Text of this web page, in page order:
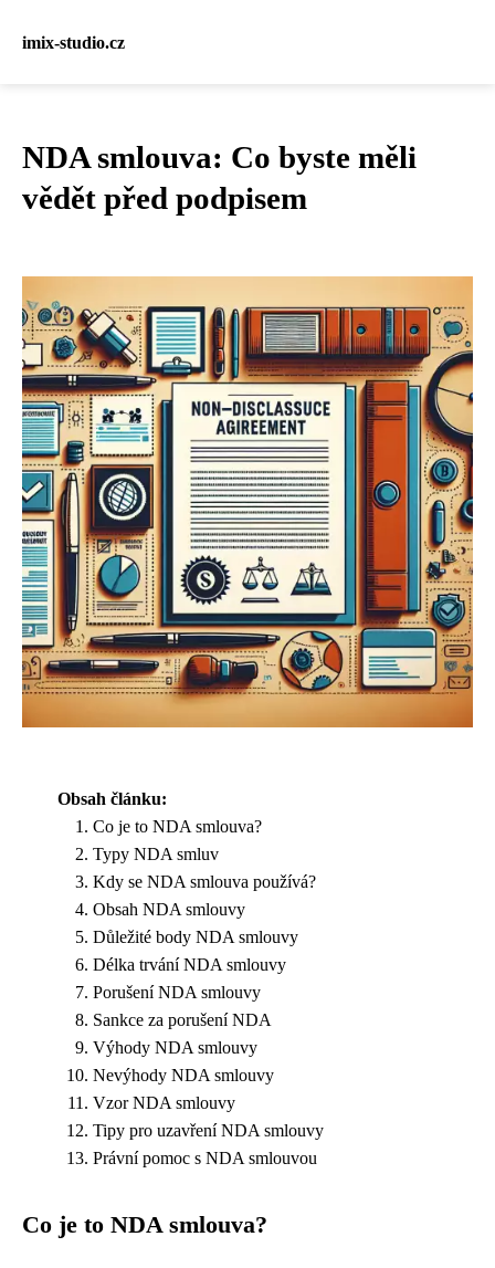
imix-studio.cz
NDA smlouva: Co byste měli
vědět před podpisem
Obsah článku:
Co je to NDA smlouva?
Typy NDA smluv
Kdy se NDA smlouva používá?
Obsah NDA smlouvy
Důležité body NDA smlouvy
Délka trvání NDA smlouvy
Porušení NDA smlouvy
Sankce za porušení NDA
Výhody NDA smlouvy
Nevýhody NDA smlouvy
Vzor NDA smlouvy
Tipy pro uzavření NDA smlouvy
Právní pomoc s NDA smlouvou
Co je to NDA smlouva?